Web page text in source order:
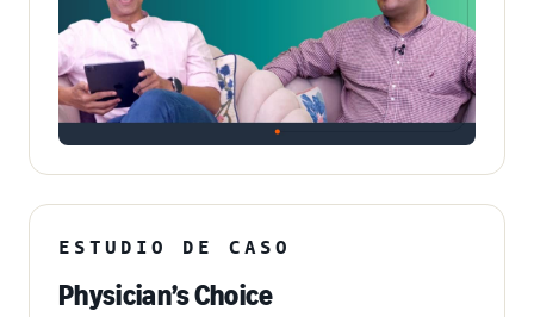
ESTUDIO DE CASO
Physician’s Choice